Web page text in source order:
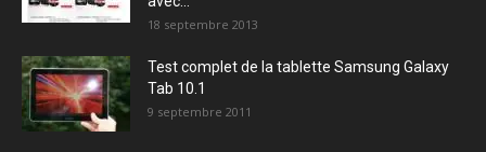
18 septembre 2013
Test complet de la tablette Samsung Galaxy
Tab 10.1
9 septembre 2011